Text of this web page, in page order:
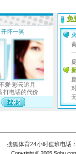
搜狐体育24小时值班电话